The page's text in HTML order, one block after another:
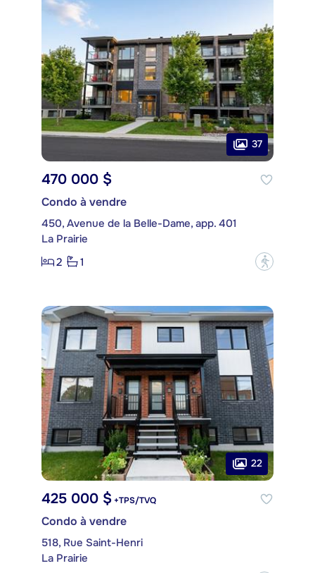
37
470 000 $
Condo à vendre
450, Avenue de la Belle-Dame, app. 401
La Prairie
2
1 ?
22
425 000 $ +TPS/TVQ
Condo à vendre
518, Rue Saint-Henri
La Prairie